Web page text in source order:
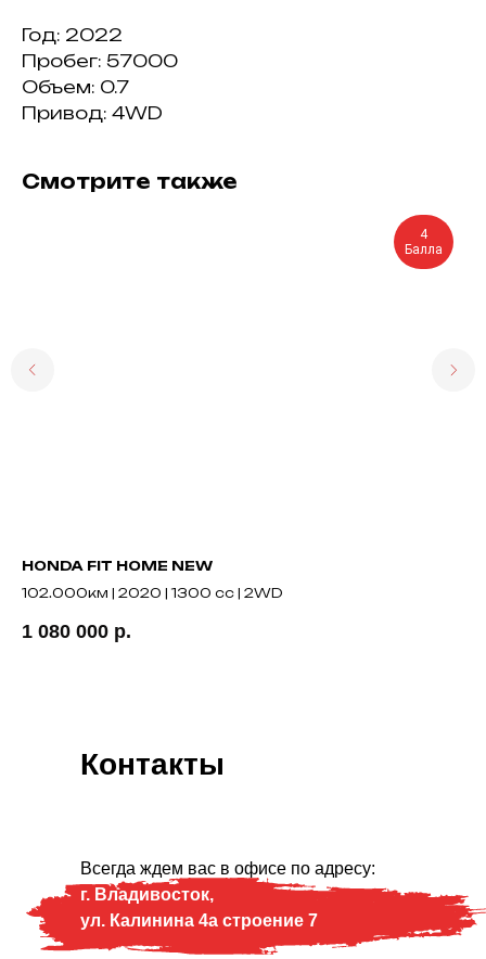
Год: 2022
Пробег: 57000
Объем: 0.7
Привод: 4WD
Смотрите также
4
Балла
HONDA FIT HOME NEW
102.000км | 2020 | 1300 cc | 2WD
1 080 000 р.
Контакты
Всегда ждем вас в офисе по адресу:
г. Владивосток,
ул. Калинина 4а строение 7